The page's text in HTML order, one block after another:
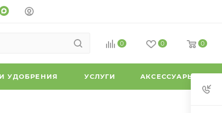
0 0 0
УДОБРЕНИЯ УСЛУГИ АКСЕССУАРЫ